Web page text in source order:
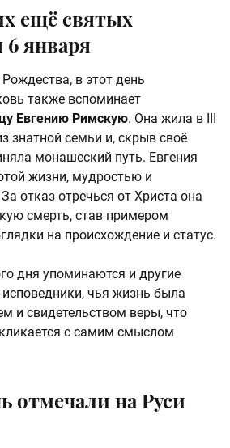
ещё святых
6 января
в этот день
также вспоминает
Евгению Римскую. Она жила в III
знатной семьи и, скрыв своё
монашеский путь. Евгения
жизни, мудростью и
отказ отречься от Христа она
смерть, став примером
на происхождение и статус.
дня упоминаются и другие
исповедники, чья жизнь была
и свидетельством веры, что
с самим смыслом
отмечали на Руси